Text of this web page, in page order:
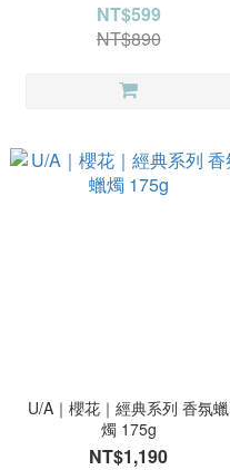
NT$599
NT$890
U/A｜櫻花｜經典系列 香氛蠟
燭 175g
NT$1,190